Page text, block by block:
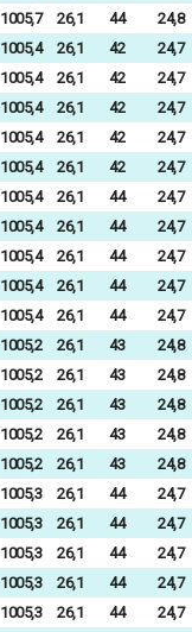
1005,7 26,1 44
24,8
1005,4 26,1 42
24,7
1005,4 26,1 42
24,7
1005,4 26,1 42
24,7
1005,4 26,1 42
24,7
1005,4 26,1 42
24,7
1005,4 26,1 44
24,7
1005,4 26,1 44
24,7
1005,4 26,1 44
24,7
1005,4 26,1 44
24,7
1005,4 26,1 44
24,7
1005,2 26,1 43
24,8
1005,2 26,1 43
24,8
1005,2 26,1 43
24,8
1005,2 26,1 43
24,8
1005,2 26,1 43
24,8
1005,3 26,1 44
24,7
1005,3 26,1 44
24,7
1005,3 26,1 44
24,7
1005,3 26,1 44
24,7
1005,3 26,1 44
24,7